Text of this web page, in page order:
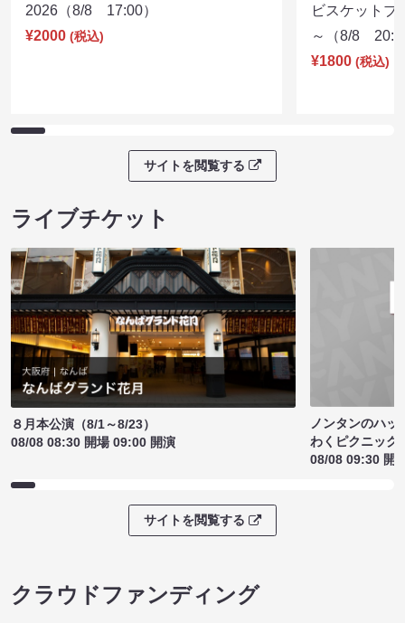
2026（8/8 17:00）
¥2000 (税込)
ビスケットブ
～（8/8
¥1800 (税込)
サイトを閲覧する
ライブチケット
８月本公演（8/1～8/23）
08/08 08:30 開場 09:00 開演
ノンタンのハッ
わくピクニック
08/08 09:30 開
サイトを閲覧する
クラウドファンディング